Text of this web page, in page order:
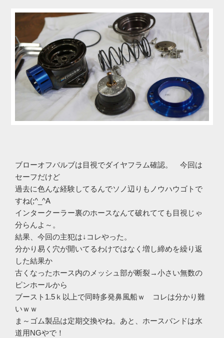
ブローオフバルブは目視でダイヤフラム確認。 今回は
セーフだけど
過去に色んな経験してるんでソノ辺りもノウハウゴトで
すね(;^_^A
インタークーラー裏のホースなんて破れてても目視じゃ
分らんよ～。
結果、今回の主犯は↓コレやった。
分かり易く穴が開いてるわけではなく増し締めを繰り返
した結果か
古くなったホース内のメッシュ部が断裂→小さい無数の
ピンホールから
ブースト1.5ｋ以上で同時多発鼻風船ｗ コレは分かり難
いｗｗ
ま～ゴム製品は定期交換やね。あと、ホースバンドは水
道用NGやで！